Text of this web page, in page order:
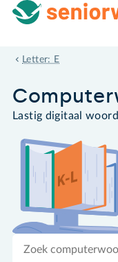
Letter: E
embedden
Lastig digitaal
Zoek